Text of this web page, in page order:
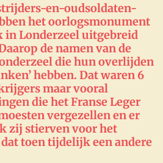
en-oudsoldaten-
het oorlogsmonument
in Londerzeel uitgebreid
de namen van de
die hun overlijden
hebben. Dat waren 6
maar vooral
die het Franse Leger
vergezellen en er
zij stierven voor het
toen tijdelijk een andere